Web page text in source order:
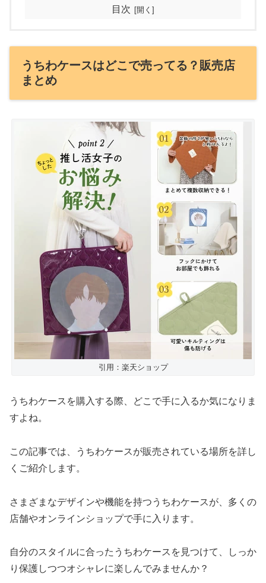
目次
うちわケースはどこで売ってる？販売店
まとめ
引用：楽天ショップ
うちわケースを購入する際、どこで手に入るか気になりま
すよね。
この記事では、うちわケースが販売されている場所を詳し
くご紹介します。
さまざまなデザインや機能を持つうちわケースが、多くの
店舗やオンラインショップで手に入ります。
自分のスタイルに合ったうちわケースを見つけて、しっか
り保護しつつオシャレに楽しんでみませんか？